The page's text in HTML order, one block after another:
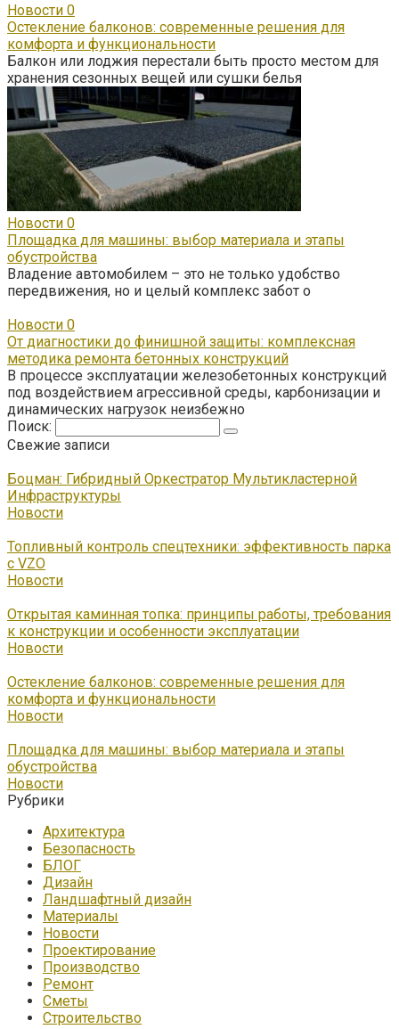
Новости 0
Остекление балконов: современные решения для
комфорта и функциональности
Балкон или лоджия перестали быть просто местом для
хранения сезонных вещей или сушки белья
Новости 0
Площадка для машины: выбор материала и этапы
обустройства
Владение автомобилем – это не только удобство
передвижения, но и целый комплекс забот о
Новости 0
От диагностики до финишной защиты: комплексная
методика ремонта бетонных конструкций
В процессе эксплуатации железобетонных конструкций
под воздействием агрессивной среды, карбонизации и
динамических нагрузок неизбежно
Поиск:
Свежие записи
Боцман: Гибридный Оркестратор Мультикластерной
Инфраструктуры
Новости
Топливный контроль спецтехники: эффективность парка
с VZO
Новости
Открытая каминная топка: принципы работы, требования
к конструкции и особенности эксплуатации
Новости
Остекление балконов: современные решения для
комфорта и функциональности
Новости
Площадка для машины: выбор материала и этапы
обустройства
Новости
Рубрики
Архитектура
Безопасность
БЛОГ
Дизайн
Ландшафтный дизайн
Материалы
Новости
Проектирование
Производство
Ремонт
Сметы
Строительство